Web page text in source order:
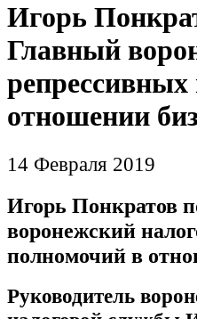
Игорь
Главный
отношении
14 Февраля 2019
Игорь Понкратов
воронежский
полномочий в
Руководитель